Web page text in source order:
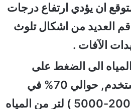
ان يؤدي ارتفاع درجات
العديد من اشكال تلوث
الآفات .
الى الضغط على
الأمدات الغذائية حيث ان معظم المياه العذبة تستخدم, حوالي 70% في
المتوسط تستخدم في الزراعة ( يتطلب مابين 2000-5000 ) لتر من المياه